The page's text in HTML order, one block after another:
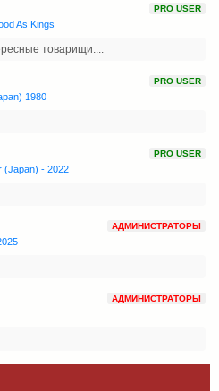
PRO USER
As Kings
товарищи....
PRO USER
1980
PRO USER
(Japan) - 2022
АДМИНИСТРАТОРЫ
АДМИНИСТРАТОРЫ